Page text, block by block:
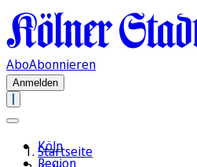
AboAbonnieren
Anmelden
Köln
Region
Startseite